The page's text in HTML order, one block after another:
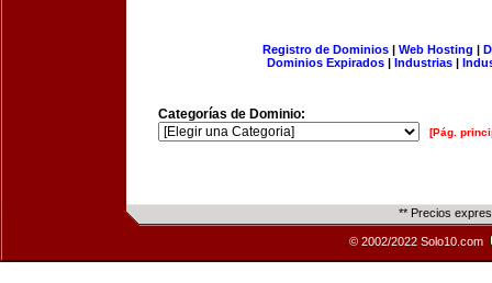
Registro de Dominios| Web Hosting |
Dominios Expirados | Industrias |
Categorías de Dominio:
[Pág.
** Precios
© 2002/2022 Solo10.com